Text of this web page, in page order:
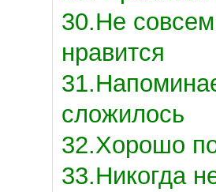
30.Не
нравится
сложилось
32.Хорошо
33.Никогда